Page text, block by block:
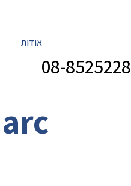
אודות
08-8525228